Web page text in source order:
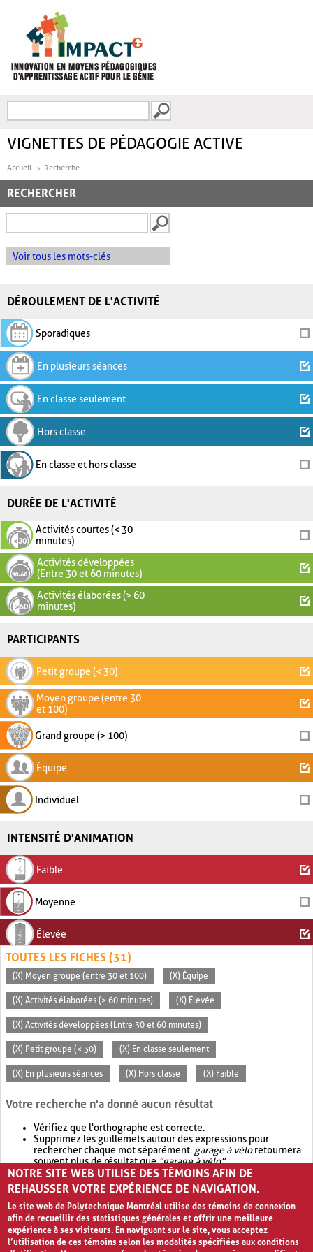
FORMULAIRE DE
VIGNETTES DE PÉDAGOGIE ACTIVE
Accueil Recherche
RECHERCHER
Voir tous les mots-clés
DÉROULEMENT DE L'ACTIVITÉ
Sporadiques
En plusieurs séances
En classe seulement
Hors classe
En classe et hors classe
DURÉE DE L'ACTIVITÉ
Activités courtes (< 30
minutes)
Activités développées
(Entre 30 et 60 minutes)
Activités élaborées (> 60
minutes)
PARTICIPANTS
Petit groupe (< 30)
Moyen groupe (entre 30
et 100)
Grand groupe (> 100)
Équipe
Individuel
INTENSITÉ D'ANIMATION
Faible
Moyenne
Élevée
TOUTES LES FICHES (31)
(X) Moyen groupe (entre 30 et 100) (X) Équipe
(X) Activités élaborées (> 60 minutes) (X) Élevée
(X) Activités développées (Entre 30 et 60 minutes)
(X) Petit groupe (< 30) (X) En classe seulement
(X) En plusieurs séances (X) Hors classe (X) Faible
Votre recherche n'a donné aucun résultat
Vérifiez que l'orthographe est correcte.
Supprimez les guillemets autour des expressions pour
rechercher chaque mot séparément. garage à véloretournera
souvent plus de résultat que"garage à vélo".
Envisagez d'élargir votre recherche avec OR.garage OR vélo
retournera souvent plus de résultat quegarage à vélo
NOTRE SITE WEB UTILISE DES TÉMOINS AFIN DE
REHAUSSER VOTRE EXPÉRIENCE DE NAVIGATION.
Le site web de Polytechnique Montréal utilise des témoins de connexion
afin de recueillir des statistiques générales et offrir une meilleure
expérience à ses visiteurs. En naviguant sur le site, vous acceptez
l’utilisation de ces témoins selon les modalités spécifiées aux conditions